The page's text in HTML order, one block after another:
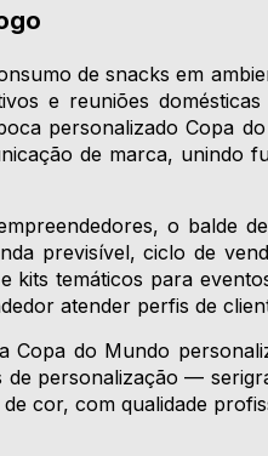
de snacks em
e reuniões
personalizado Copa
de marca, unindo
o balde
previsível, ciclo de
kits temáticos para
atender perfis de
Copa do Mundo
de personalização —
cor, com qualidade